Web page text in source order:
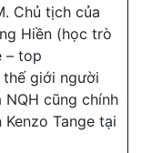
Chủ tịch của
Hiền (học trò
– top
thế giới người
NQH cũng chính
Tange tại